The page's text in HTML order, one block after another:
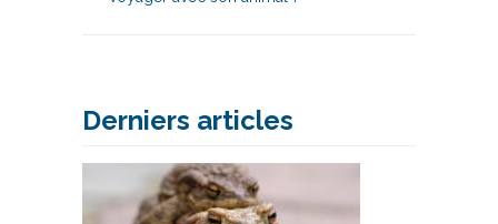
Derniers articles